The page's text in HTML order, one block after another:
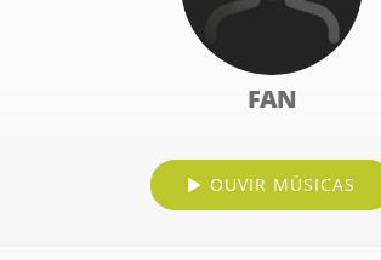
FAN
OUVIR MÚSICAS